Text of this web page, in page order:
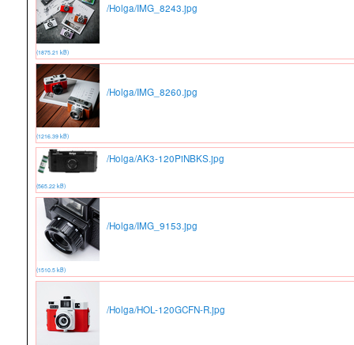
/Holga/IMG_8243.jpg
(1875.21 kB)
/Holga/IMG_8260.jpg
(1216.39 kB)
/Holga/AK3-120PiNBKS.jpg
(565.22 kB)
/Holga/IMG_9153.jpg
(1510.5 kB)
/Holga/HOL-120GCFN-R.jpg